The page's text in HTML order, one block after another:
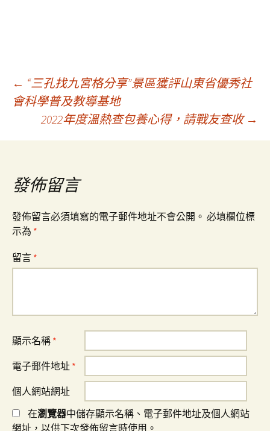
文
導
覽
← “三孔找九宮格分享”景區獲評山東省優秀社
會科學普及教導基地
2022年度溫熱查包養心得，請戰友查收 →
發佈留言
發佈留言必須填寫的電子郵件地址不會公開。 必填欄位標
示為 *
留言 *
顯示名稱 *
電子郵件地址 *
個人網站網址
在瀏覽器中儲存顯示名稱、電子郵件地址及個人網站
網址，以供下次發佈留言時使用。